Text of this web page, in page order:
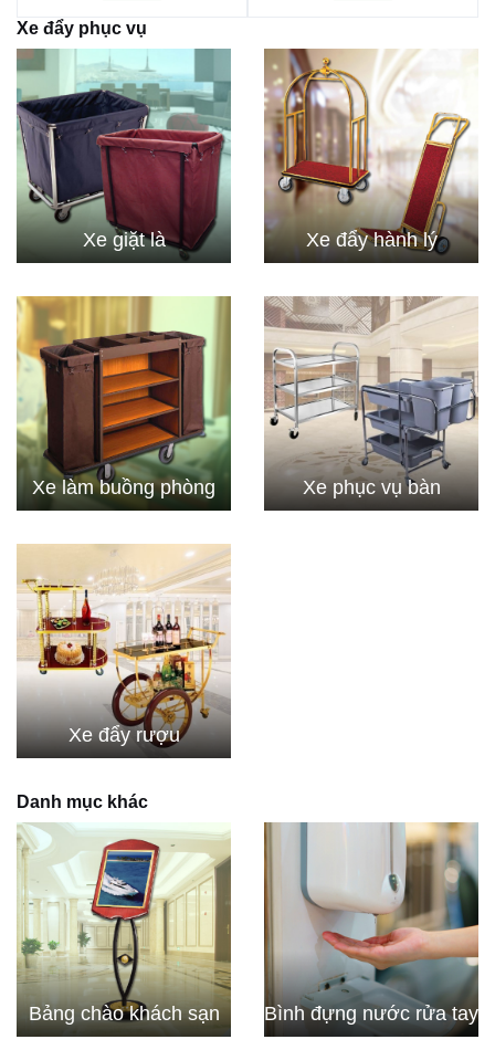
Xe đẩy phục vụ
Xe giặt là Xe đẩy hành lý
Xe làm buồng phòng Xe phục vụ bàn
Xe đẩy rượu
Danh mục khác
Bảng chào khách sạn Bình đựng nước rửa tay